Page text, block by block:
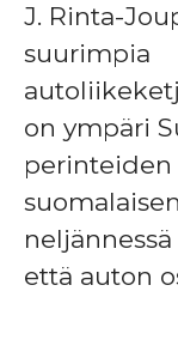
J. Rinta-
suurimpia
on ympäri
perinteiden
että auton